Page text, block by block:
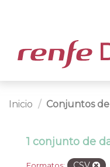
Inicio Conjuntos
1 conjunto de
Formatos: